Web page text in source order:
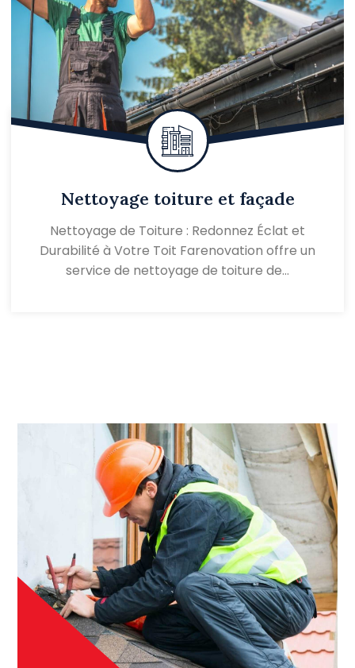
Nettoyage toiture et façade
Nettoyage de Toiture : Redonnez Éclat et
Durabilité à Votre Toit Farenovation offre un
service de nettoyage de toiture de…